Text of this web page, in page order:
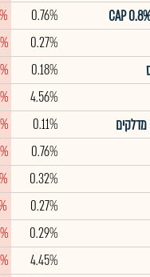
0.76%
0.27%
0.18%
4.56%
0.11%
0.76%
0.32%
0.27%
0.29%
4.45%